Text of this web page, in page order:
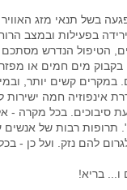
בשל תנאי מזג האוויר
בפעילות ובמצב
הטיפול הנדרש מסתכם
מים חמים או
במקרים קשים יותר,
אינפוזיה חמה ישירות
סיבוכים. בכל
תרופות רבות של
להם נזק. ועל כן -
ו... בריא!